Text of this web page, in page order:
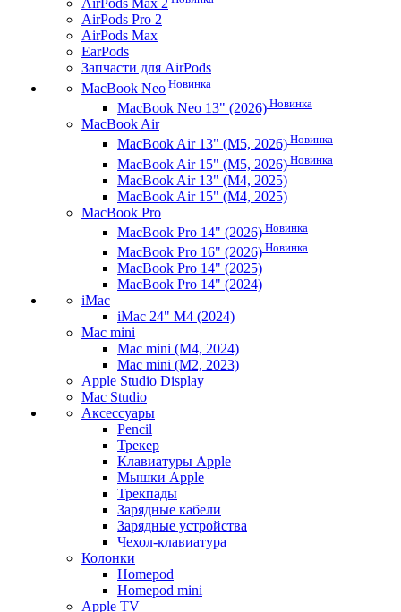
AirPods Max 2
AirPods Pro 2
AirPods Max
EarPods
Запчасти для AirPods
MacBook Neo Новинка
MacBook Neo 13" (2026) Новинка
MacBook Air
MacBook Air 13" (M5, 2026) Новинка
MacBook Air 15" (M5, 2026) Новинка
MacBook Air 13" (M4, 2025)
MacBook Air 15" (M4, 2025)
MacBook Pro
MacBook Pro 14" (2026) Новинка
MacBook Pro 16" (2026) Новинка
MacBook Pro 14" (2025)
MacBook Pro 14" (2024)
iMac
iMac 24" M4 (2024)
Mac mini
Mac mini (M4, 2024)
Mac mini (M2, 2023)
Apple Studio Display
Mac Studio
Аксессуары
Pencil
Трекер
Клавиатуры Apple
Мышки Apple
Трекпады
Зарядные кабели
Зарядные устройства
Чехол-клавиатура
Колонки
Homepod
Homepod mini
Apple TV